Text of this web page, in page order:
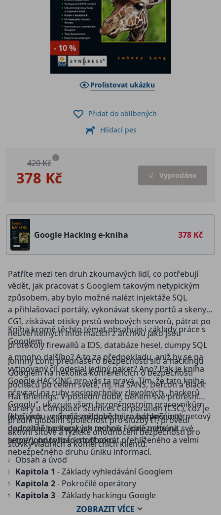
- 10 %
Prolistovat ukázku
378 Kč
420 Kč i
Vyprodáno
Přidat do oblíbených
Hlídací pes
Google Hacking e-kniha 378 Kč
Patříte mezi ten druh zkoumavých lidí, co potřebují
vědět, jak pracovat s Googlem takovým netypickým
způsobem, aby bylo možné nalézt injektáže SQL
a přihlašovací portály, vykonávat skeny portů a skeny
CGI, získávat otisky prstů webových serverů, pátrat po
neuvěřitelných informacích z archivů jako jsou
protokoly firewallů a IDS, databáze hesel, dumpy SQL
a mnoho dalšího? A to za předpokladu, aniž by se na
vytipovaný cíl odeslal jediný paket? Ano? Pak je kniha
Google HACKING pro vás ta pravá. Tím, že tato kniha,
převrací na ruby sociotechniky zlovolných „hackerů
Googlu“, ukazuje všem bezpečnostním pracovníkům
(kteří jsou ve firmě zodpovědni za bezpečnost)
podrobné postupy, jak mohou řádně ochránit své
servery od tohoto mnohokrát přehlíženého a velmi
nebezpečného druhu úniku informací.
Kniha kromě těchto témat obsahuje i základy práce s
Googlem.
Johnny Long přednášel o bezpečnosti sítí a hackingu
Googlem na několika konferencích o bezpečnosti
počítačů po celém světě, mj. na SANS, Defcon a Black
Hat Briefings. V poslední době, během své profesní
kariéry u Computer Sciences Corporation (CSC), což je
přední globální společnost pro služby IT, provedl
aktivní síťové a fyzické ohodnocení bezpečnosti pro
stovky vládních a komerčních klientů.
Jeho web – v současné době nejrozsáhlejší internetový
depozitář hackerských technik – naleznete na
http://johnny.ihackstuff.com.
Obsah a úvod
Kapitola 1 - Základy vyhledávání Googlem
Kapitola 2- Pokročilé operátory
Kapitola 3- Základy hackingu Google
- Předběžná obhlídka
ZOBRAZITVÍCE